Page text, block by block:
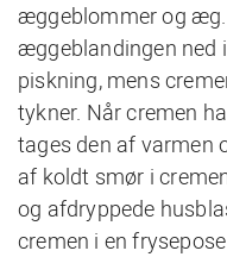
æggeblommer og
æggeblandingen ned
piskning, mens
tykner. Når cremen
tages den af varmen
af koldt smør i
og afdryppede
cremen i en